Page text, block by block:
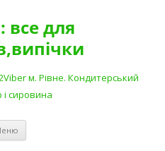
все для
м. Рівне. Кондитерський
і сировина